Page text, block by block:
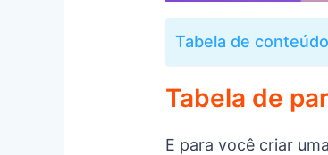
Tabela de conteúdo
Tabela de
E para você criar